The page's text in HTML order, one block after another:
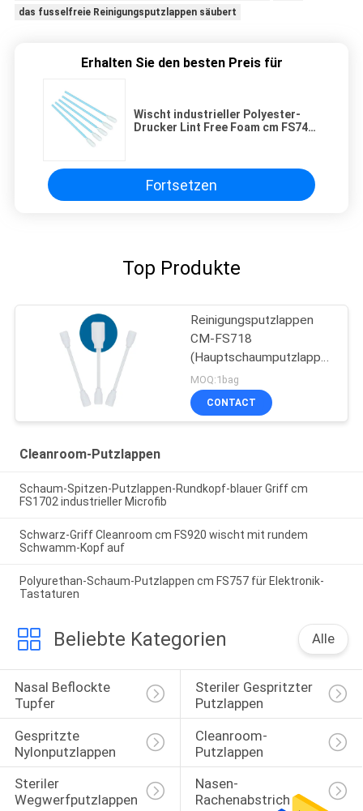
das fusselfreie Reinigungsputzlappen säubert
Erhalten Sie den besten Preis für
Wischt industrieller Polyester-
Drucker Lint Free Foam cm FS746
Fortsetzen
Top Produkte
Reinigungsputzlappen
CM-FS718
(Hauptschaumputzlappen
des doppelten
Rechtecks)
MOQ:1bag
CONTACT
Cleanroom-Putzlappen
Schaum-Spitzen-Putzlappen-Rundkopf-blauer Griff cm
FS1702 industrieller Microfib
Schwarz-Griff Cleanroom cm FS920 wischt mit rundem
Schwamm-Kopf auf
Polyurethan-Schaum-Putzlappen cm FS757 für Elektronik-
Tastaturen
Beliebte Kategorien Alle
Nasal Beflockte
Tupfer
Steriler Gespritzter
Putzlappen
Gespritzte
Nylonputzlappen
Cleanroom-
Putzlappen
Steriler
Wegwerfputzlappen
Nasen-
Rachenabstrich